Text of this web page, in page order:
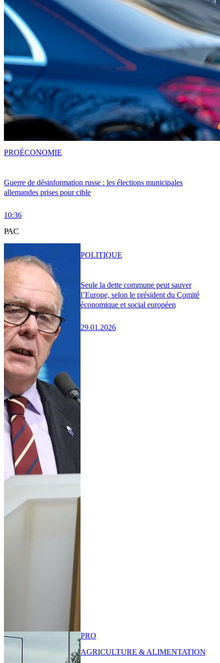
Guerre de désinformation russe : les élections municipales
allemandes prises pour cible
10:36
PROÉCONOMIE
PAC
Seule la dette commune peut sauver
l’Europe, selon le président du Comité
économique et social européen
29.01.2026
POLITIQUE
PRO
AGRICULTURE & ALIMENTATION